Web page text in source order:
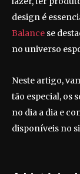
design é
Balance se
no universo
Neste artigo,
tão especial, os
no dia a dia e
disponíveis no